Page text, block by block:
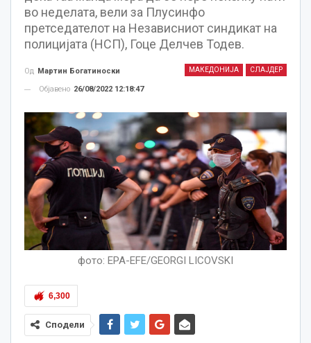
во неделата, вели за Плусинфо
претседателот на Независниот синдикат на
полицијата (НСП), Гоце Делчев Тодев.
МАКЕДОНИЈА СЛАЈДЕР
Од Мартин Богатиноски
Објавено 26/08/2022 12:18:47
фото: EPA-EFE/GEORGI LICOVSKI
6,300
Сподели